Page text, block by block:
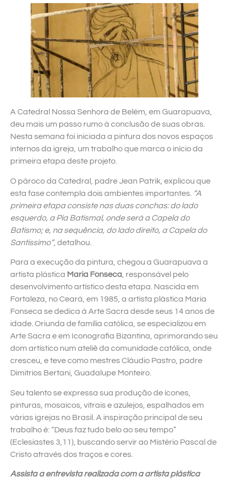
A Catedral Nossa Senhora de Belém, em Guarapuava,
deu mais um passo rumo à conclusão de suas obras.
Nesta semana foi iniciada a pintura dos novos espaços
internos da igreja, um trabalho que marca o início da
primeira etapa deste projeto.
O pároco da Catedral, padre Jean Patrik, explicou que
esta fase contempla dois ambientes importantes.
“A
primeira etapa consiste nas duas conchas: do lado
esquerdo, a Pia Batismal, onde será a Capela do
Batismo; e, na sequência, do lado direito, a Capela do
Santíssimo”, detalhou.
Para a execução da pintura, chegou a Guarapuava a
artista plástica Maria Fonseca, responsável pelo
desenvolvimento artístico desta etapa. Nascida em
Fortaleza, no Ceará, em 1985, a artista plástica Maria
Fonseca se dedica à Arte Sacra desde seus 14 anos de
idade. Oriunda de família católica, se especializou em
Arte Sacra e em Iconografia Bizantina, aprimorando seu
dom artístico num ateliê da comunidade católica, onde
cresceu, e teve como mestres Cláudio Pastro, padre
Dimitrios Bertani, Guadalupe Monteiro.
Seu talento se expressa sua produção de ícones,
pinturas, mosaicos, vitrais e azulejos, espalhados em
várias igrejas no Brasil. A inspiração principal de seu
trabalho é: “Deus faz tudo belo ao seu tempo”
(Eclesiastes 3,11), buscando servir ao Mistério Pascal de
Cristo através dos traços e cores.
Assista a entrevista realizada com a artista plástica